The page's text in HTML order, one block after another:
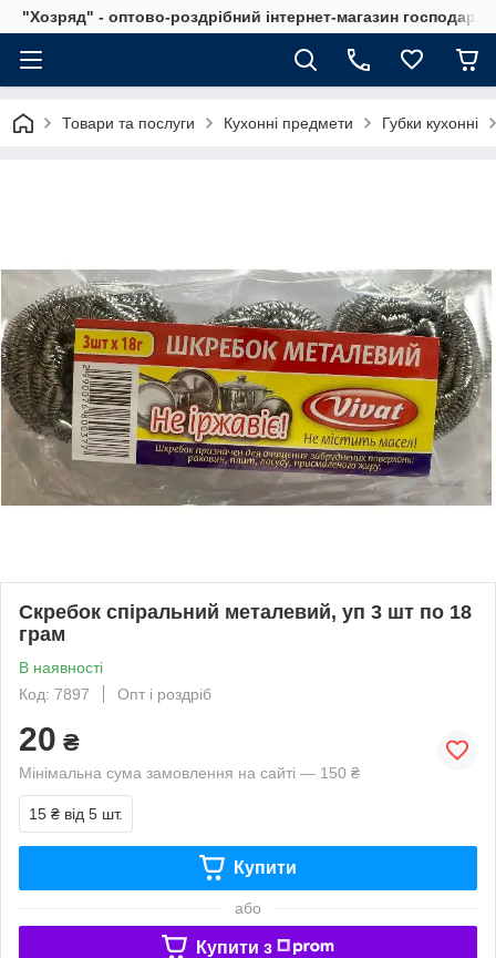
"Хозряд" - оптово-роздрібний інтернет-магазин
Товари та послуги Кухонні предмети Губки кухонні
Скребок спіральний металевий, уп 3 шт по 18
грам
В наявності
Код: 7897
Опт і роздріб
20 ₴
Мінімальна сума замовлення на сайті — 150 ₴
15 ₴ від 5 шт.
Купити
або
Купити з